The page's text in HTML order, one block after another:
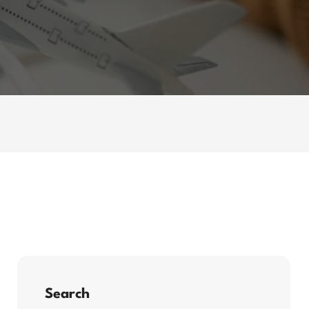
Search